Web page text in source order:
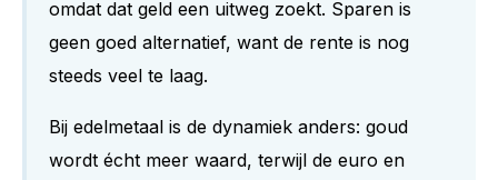
omdat dat geld een uitweg zoekt. Sparen is
geen goed alternatief, want de rente is nog
steeds veel te laag.
Bij edelmetaal is de dynamiek anders: goud
wordt écht meer waard, terwijl de euro en